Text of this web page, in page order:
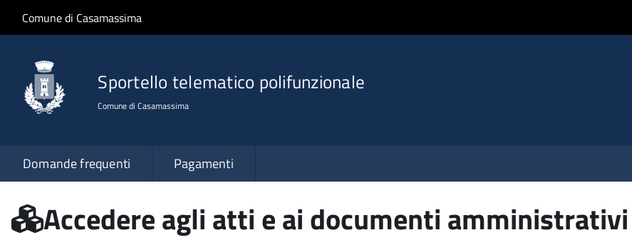
Salta al contenuto principale
Skip to site navigation
Comune di Casamassima
Sportello telematico polifunzionale
Comune di Casamassima
Domande frequenti Pagamenti
Accedere agli atti e ai documenti amministrativi